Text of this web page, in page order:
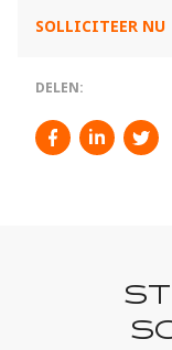
SOLLICITEER NU
DELEN: